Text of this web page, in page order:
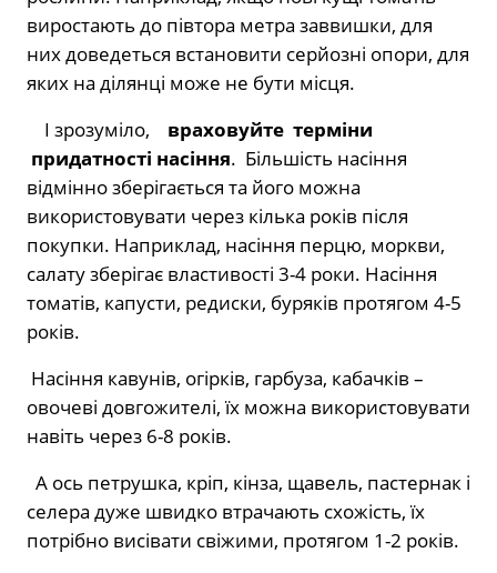
виростають до півтора метра заввишки, для
них доведеться встановити серйозні опори, для
яких на ділянці може не бути місця.
І зрозуміло,
враховуйте терміни
придатності насіння. Більшість насіння
відмінно зберігається та його можна
використовувати через кілька років після
покупки. Наприклад, насіння перцю, моркви,
салату зберігає властивості 3-4 роки. Насіння
томатів, капусти, редиски, буряків протягом 4-5
років.
Насіння кавунів, огірків, гарбуза, кабачків –
овочеві довгожителі, їх можна використовувати
навіть через 6-8 років.
А ось петрушка, кріп, кінза, щавель, пастернак і
селера дуже швидко втрачають схожість, їх
потрібно висівати свіжими, протягом 1-2 років.